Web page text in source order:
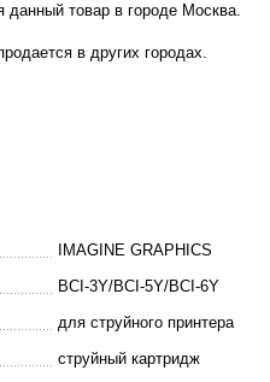
данный товар в городе Москва.
в других городах.
IMAGINE GRAPHICS
BCI-3Y/BCI-5Y/BCI-6Y
для струйного принтера
струйный картридж